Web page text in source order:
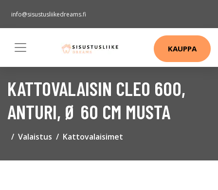
info@sisustusliikedreams.fi
KAUPPA
KATTOVALAISIN CLEO 600,
ANTURI, Ø 60 CM MUSTA
Valaistus Kattovalaisimet